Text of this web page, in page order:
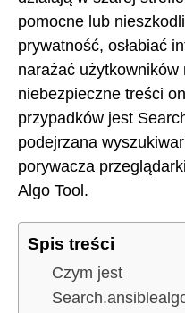
pomocne lub
prywatność, osłabiać
narażać użytkowników
niebezpieczne treści
przypadków jest
podejrzana
porywacza
Algo Tool.
Spis treści
Czym jest